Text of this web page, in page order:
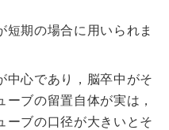
短期の場合に用いられま
中心であり，脳卒中がそ
ブの留置自体が実は，
ーブの口径が大きいとそ